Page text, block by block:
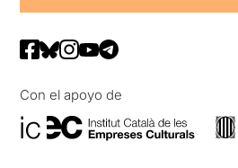
Con el apoyo de